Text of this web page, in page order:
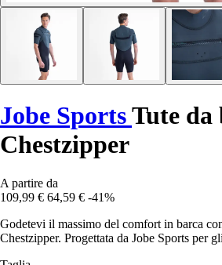
Jobe SportsTute da
Chestzipper
A partire da
109,99 € 64,59 € -41%
Godetevi il massimo del comfort in barca
Chestzipper. Progettata da Jobe Sports per